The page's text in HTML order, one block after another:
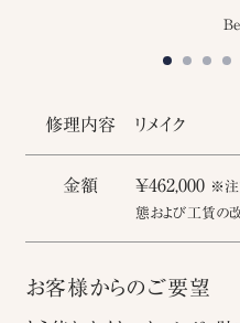
修理内容 リメイク
金額 ￥462,000 ※注
態および工賃の
お客様からのご要望